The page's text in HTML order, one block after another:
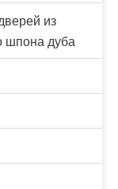
из
шпона дуба